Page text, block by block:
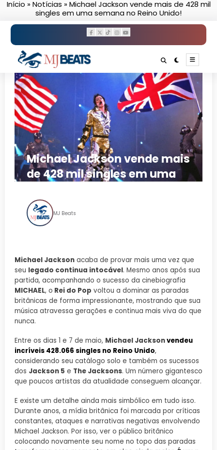
PularInício »Notícias »Michael Jackson vende mais de 428 mil
singles em uma semana no Reino Unido!
Michael Jackson vende mais
de 428 mil singles em uma
MJ Beats
Michael Jackson acaba de provar mais uma vez que
seu legado continua intocável. Mesmo anos após sua
partida, acompanhando o sucesso da cinebiografia
MICHAEL, o Rei do Pop voltou a dominar as paradas
britânicas de forma impressionante, mostrando que sua
música atravessa gerações e continua mais viva do que
nunca.
Entre os dias 1 e 7 de maio, Michael Jacksonvendeu
incríveis 428.066 singles no Reino Unido,
considerando seu catálogo solo e também os sucessos
dos Jackson 5 e The Jacksons. Um número gigantesco
que poucos artistas da atualidade conseguem alcançar.
E existe um detalhe ainda mais simbólico em tudo isso.
Durante anos, a mídia britânica foi marcada por críticas
constantes, ataques e narrativas negativas envolvendo
Michael Jackson. Por isso, ver o público britânico
colocando novamente seu nome no topo das paradas